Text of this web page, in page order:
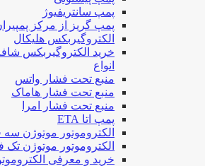
پمپ سانتریفیوژ
پمپ گریز از مرکز
الکتروگیربکس هلیکال
خرید الکتروگیربکس
انواع
منبع تحت فشار واتس
منبع تحت فشار هاماک
منبع تحت فشار امرا
پمپ اتا ETA
الکتروموتور موتوژن سه
الکتروموتور موتوژن تک
خرید و معرفی